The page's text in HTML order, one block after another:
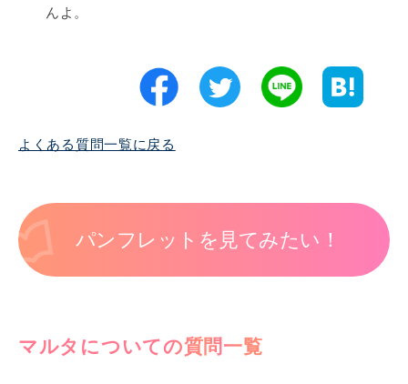
んよ。
よくある質問一覧に戻る
パンフレットを見てみたい！
マルタについての質問一覧